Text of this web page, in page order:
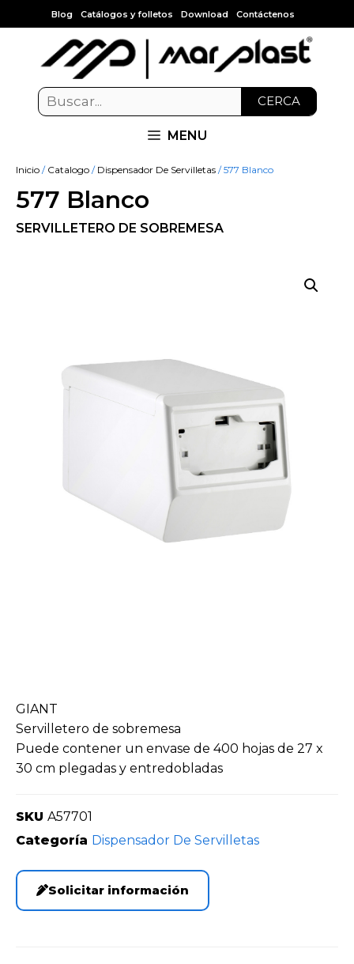
Blog Catálogos y folletos Download Contáctenos
CERCA
MENU
Inicio / Catalogo / Dispensador De Servilletas / 577 Blanco
577 Blanco
SERVILLETERO DE SOBREMESA
GIANT
Servilletero de sobremesa
Puede contener un envase de 400 hojas de 27 x
30 cm plegadas y entredobladas
SKU A57701
Categoría Dispensador De Servilletas
Solicitar información